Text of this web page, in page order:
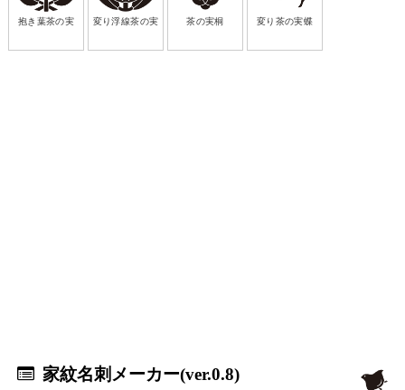
抱き葉茶の実 変り浮線茶の実 茶の実桐 変り茶の実蝶
家紋名刺メーカー(ver.0.8)